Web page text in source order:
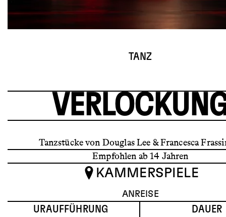
TANZ
Tanzstücke von Douglas Lee & Francesca
Empfohlen ab 14 Jahren
KAMMERSPIELE
ANREISE
URAUFFÜHRUNG
DAUER